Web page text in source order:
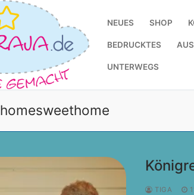
NEUES SHOP
BEDRUCKTES
UNTERWEGS
homesweethome
TIGA